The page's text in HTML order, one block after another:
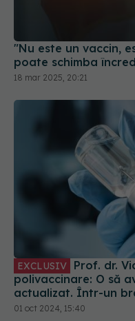
"Nu este un vaccin,
poate schimba
18 mar 2025, 20:21
EXCLUSIV Prof. dr. Victoria Aramă, despre
polivaccinare: O să
actualizat. Într-un
alt vaccin, în coapsă
01 oct 2024, 15:40